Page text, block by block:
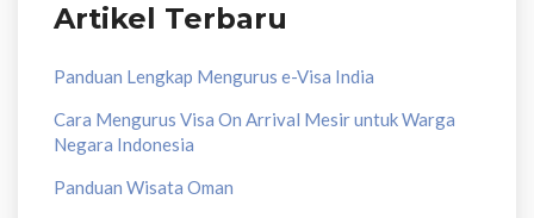
Artikel Terbaru
Panduan Lengkap Mengurus e-Visa India
Cara Mengurus Visa On Arrival Mesir untuk Warga
Negara Indonesia
Panduan Wisata Oman